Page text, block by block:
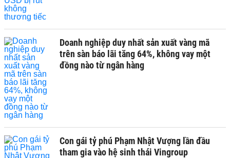
Doanh nghiệp duy nhất sản xuất vàng mã
trên sàn báo lãi tăng 64%, không vay một
đồng nào từ ngân hàng
Con gái tỷ phú Phạm Nhật Vượng lần đầu
tham gia vào hệ sinh thái Vingroup